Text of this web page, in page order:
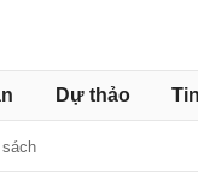
Dự thảo